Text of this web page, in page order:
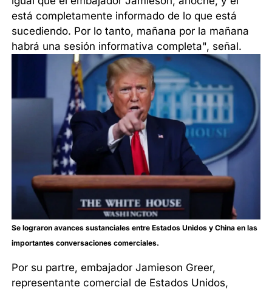
está completamente informado de lo que está
sucediendo. Por lo tanto, mañana por la mañana
habrá una sesión informativa completa", señal.
Se lograron avances sustanciales entre Estados Unidos y China en las
importantes conversaciones comerciales.
Por su partre, embajador Jamieson Greer,
representante comercial de Estados Unidos,